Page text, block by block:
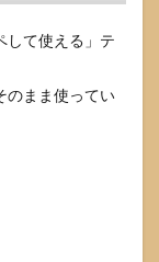
して使える」テ
のまま使ってい